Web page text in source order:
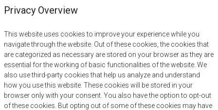
Privacy Overview
This website uses cookies to improve your experience while you
navigate through the website. Out of these cookies, the cookies that
are categorized as necessary are stored on your browser as they are
essential for the working of basic functionalities of the website. We
also use third-party cookies that help us analyze and understand
how you use this website. These cookies will be stored in your
browser only with your consent. You also have the option to opt-out
of these cookies. But opting out of some of these cookies may have